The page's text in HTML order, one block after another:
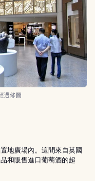
過修圖
地廣場內。這間來自英國
和販售進口葡萄酒的超